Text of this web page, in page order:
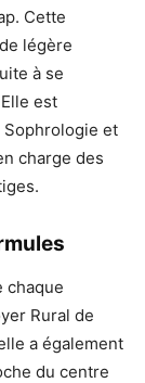
Cette
légère
à se
est
Sophrologie et
charge des
chaque
Rural de
a également
du centre